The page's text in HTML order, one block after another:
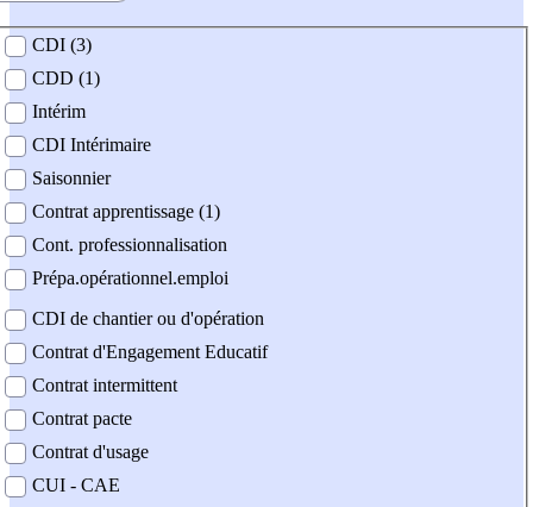
contrat
CDI (3)
CDD (1)
Intérim
CDI Intérimaire
Saisonnier
Contrat apprentissage (1)
Cont. professionnalisation
Prépa.opérationnel.emploi
CDI de chantier ou d'opération
Contrat d'Engagement Educatif
Contrat intermittent
Contrat pacte
Contrat d'usage
CUI - CAE